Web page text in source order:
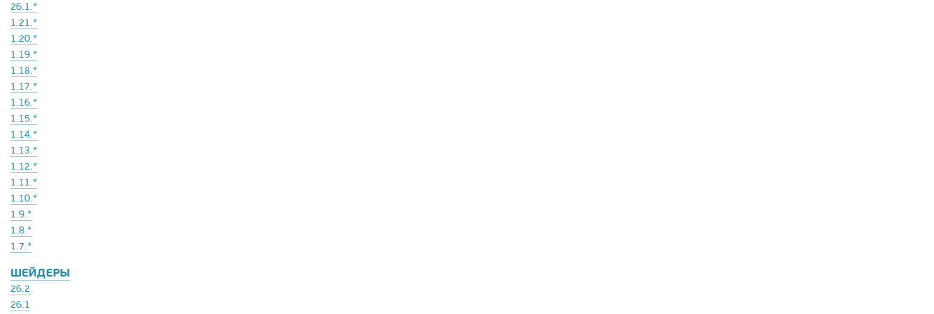
26.1.*
1.21.*
1.20.*
1.19.*
1.18.*
1.17.*
1.16.*
1.15.*
1.14.*
1.13.*
1.12.*
1.11.*
1.10.*
1.9.*
1.8.*
1.7.*
ШЕЙДЕРЫ
26.2
26.1